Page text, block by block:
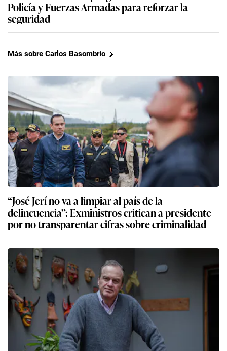
Policía y Fuerzas Armadas para reforzar la
seguridad
Más sobre Carlos Basombrío
“José Jerí no va a limpiar al país de la
delincuencia”: Exministros critican a presidente
por no transparentar cifras sobre criminalidad